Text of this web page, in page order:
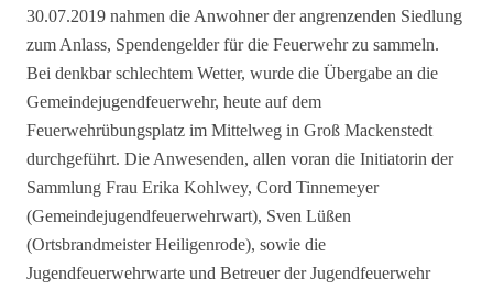
30.07.2019 nahmen die Anwohner der angrenzenden Siedlung
zum Anlass, Spendengelder für die Feuerwehr zu sammeln.
Bei denkbar schlechtem Wetter, wurde die Übergabe an die
Gemeindejugendfeuerwehr, heute auf dem
Feuerwehrübungsplatz im Mittelweg in Groß Mackenstedt
durchgeführt. Die Anwesenden, allen voran die Initiatorin der
Sammlung Frau Erika Kohlwey, Cord Tinnemeyer
(Gemeindejugendfeuerwehrwart), Sven Lüßen
(Ortsbrandmeister Heiligenrode), sowie die
Jugendfeuerwehrwarte und Betreuer der Jugendfeuerwehr